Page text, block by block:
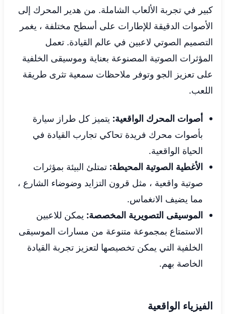
كبير في تجربة الألعاب الشاملة. من هدير المحرك إلى
الأصوات الدقيقة للإطارات على أسطح مختلفة ، يغمر
التصميم الصوتي لاعبين في عالم القيادة. تعمل
المؤثرات الصوتية المصنوعة بعناية وموسيقى الخلفية
على تعزيز الجو وتوفر ملاحظات سمعية تثرى طريقة
اللعب.
أصوات المحرك الواقعية: يتميز كل طراز سيارة
بأصوات محرك فريدة تحاكي تجارب القيادة في
الحياة الواقعية.
الأغطية الصوتية المحيطة: تمتلئ البيئة بمؤثرات
صوتية واقعية ، مثل قرون التزايد وضوضاء الشارع ،
مما يضيف الانغماس.
الموسيقى التصويرية المخصصة: يمكن للاعبين
الاستمتاع بمجموعة متنوعة من مسارات الموسيقى
الخلفية التي يمكن تخصيصها لتعزيز تجربة القيادة
الخاصة بهم.
الفيزياء الواقعية